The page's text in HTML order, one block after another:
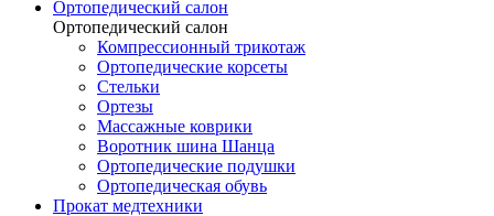
Ортопедический салон
Ортопедический салон
Компрессионный трикотаж
Ортопедические корсеты
Стельки
Ортезы
Массажные коврики
Воротник шина Шанца
Ортопедические подушки
Ортопедическая обувь
Прокат медтехники